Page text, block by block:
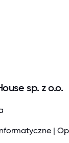
sp. z o.o.
|